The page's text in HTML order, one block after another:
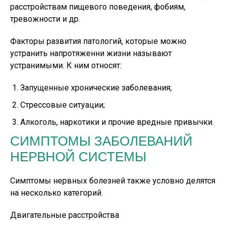
расстройствам пищевого поведения, фобиям,
тревожности и др.
Факторы развития патологий, которые можно
устранить напротяженни жизни называют
устранимыми. К ним относят:
Запущенные хронические заболевания;
Стрессовые ситуации;
Алкоголь, наркотики и прочие вредные привычки.
СИМПТОМЫ ЗАБОЛЕВАНИЙ
НЕРВНОЙ СИСТЕМЫ
Симптомы нервных болезней также условно делятся
на несколько категорий.
Двигательные расстройства